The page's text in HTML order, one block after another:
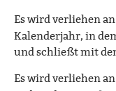
Es wird verliehen
Kalenderjahr, in
und schließt mit
Es wird verliehen